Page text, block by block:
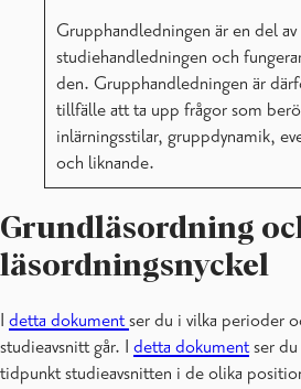
Grupphandledningen är en del av
studiehandledningen och
den. Grupphandledningen är
tillfälle att ta upp frågor som
inlärningsstilar, gruppdynamik,
och liknande.
Grundläsordning
läsordningsnyckel
I detta dokument ser du i vilka perioder
studieavsnitt går. I detta dokumentser du
tidpunkt studieavsnitten i de olika